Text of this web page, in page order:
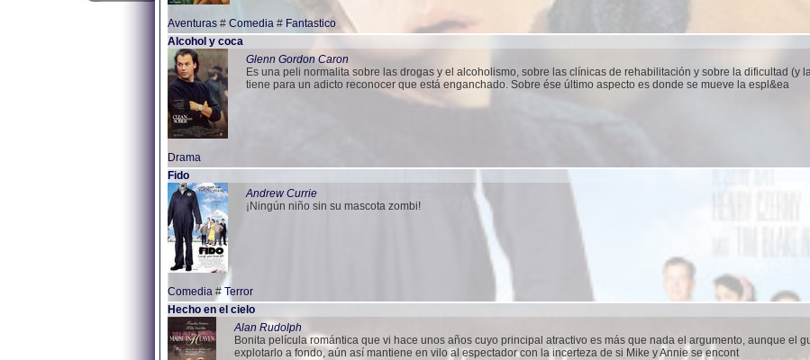
Aventuras # Comedia # Fantastico
Alcohol y coca
Glenn Gordon Caron
Es una peli normalita sobre las drogas y el alcoholismo, sobre las clínicas de rehabilitación y sobre la dificultad (y
tiene para un adicto reconocer que está enganchado. Sobre ése último aspecto es donde se mueve la espl&ea
Drama
Fido
Andrew Currie
¡Ningún niño sin su mascota zombi!
Comedia # Terror
Hecho en el cielo
Alan Rudolph
Bonita película romántica que vi hace unos años cuyo principal atractivo es más que nada el argumento, aunque el
explotarlo a fondo, aún así mantiene en vilo al espectador con la incerteza de si Mike y Annie se encont